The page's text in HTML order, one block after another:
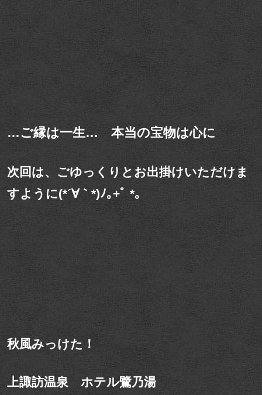
…ご縁は一生… 本当の宝物は心に
次回は、ごゆっくりとお出掛けいただけま
すように(*´∀｀*)ﾉ｡+ﾟ *｡
秋風みっけた！
上諏訪温泉 ホテル鷺乃湯